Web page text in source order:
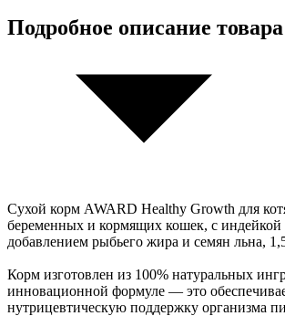
Подробное описание товара
Сухой корм AWARD Healthy Growth для
беременных и кормящих кошек, с индейкой
добавлением рыбьего жира и семян льна,
Корм изготовлен из 100% натуральных
инновационной формуле — это
нутрицевтическую поддержку организма